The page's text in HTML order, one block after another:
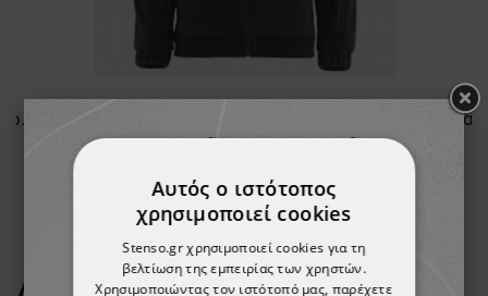
Γάντια βουτηγμένα σε πολυουρεθάνη HYFLEX
Αυτός ο ιστότοπος
χρησιμοποιεί cookies
Stenso.gr χρησιμοποιεί cookies για τη
βελτίωση της εμπειρίας των χρηστών.
Χρησιμοποιώντας τον ιστότοπό μας, παρέχετε